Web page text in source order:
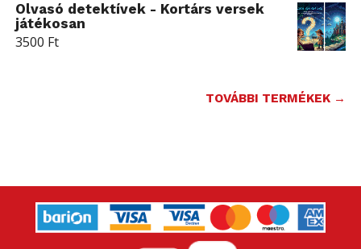
Olvasó detektívek - Kortárs versek
játékosan
3500 Ft
TOVÁBBI TERMÉKEK →